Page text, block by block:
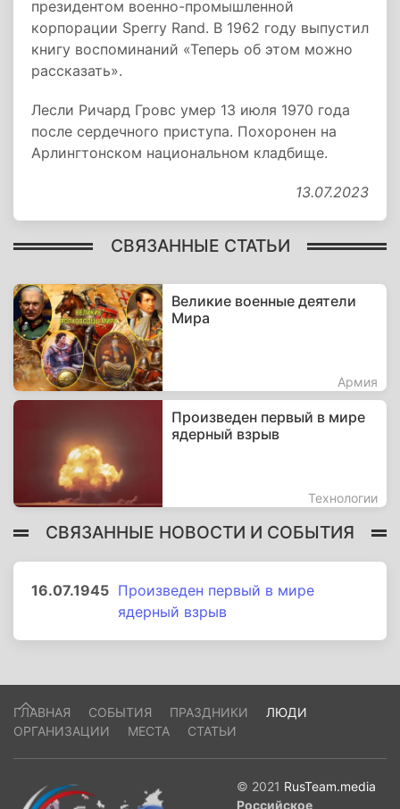
президентом военно-промышленной
корпорации Sperry Rand. В 1962 году выпустил
книгу воспоминаний «Теперь об этом можно
рассказать».
Лесли Ричард Гровс умер 13 июля 1970 года
после сердечного приступа. Похоронен на
Арлингтонском национальном кладбище.
13.07.2023
СВЯЗАННЫЕ СТАТЬИ
Великие военные деятели
Мира
Армия
Произведен первый в мире
ядерный взрыв
Технологии
СВЯЗАННЫЕ НОВОСТИ И СОБЫТИЯ
16.07.1945 Произведен первый в мире
ядерный взрыв
ГЛАВНАЯ СОБЫТИЯ ПРАЗДНИКИ
ЛЮДИ
ОРГАНИЗАЦИИ
МЕСТА СТАТЬИ
© 2021 RusTeam.media
Российское